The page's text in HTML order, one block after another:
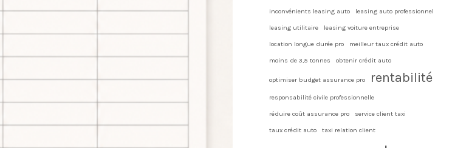
inconvénients leasing auto leasing auto professionnel
leasing utilitaire leasing voiture entreprise
location longue durée pro meilleur taux crédit auto
moins de 3,5 tonnes obtenir crédit auto
optimiser budget assurance pro rentabilité
responsabilité civile professionnelle
réduire coût assurance pro service client taxi
taux crédit auto taxi relation client